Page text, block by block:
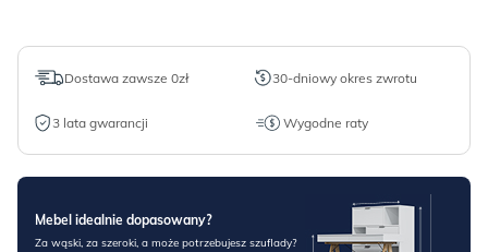
Dostawa zawsze 0zł 30-dniowy okres zwrotu
3 lata gwarancji Wygodne raty
Mebel idealnie dopasowany?
Za wąski, za szeroki, a może potrzebujesz szuflady?